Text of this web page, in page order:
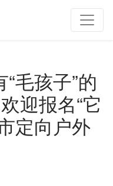
“毛孩子”的
迎报名“它
定向户外